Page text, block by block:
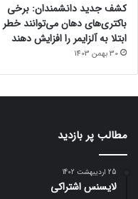
کشف جدید دانشمندان: برخی
باکتری‌های دهان می‌توانند خطر
ابتلا به آلزایمر را افزایش دهند
30 بهمن 1403
مطالب پر بازدید
25 اردیبهشت 1402
لایسنس اشتراکی